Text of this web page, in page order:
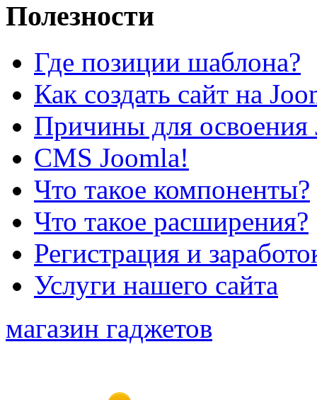
Полезности
Где позиции шаблона?
Как создать сайт на
Причины для освоения
CMS Joomla!
Что такое компоненты?
Что такое расширения?
Регистрация и
Услуги нашего сайта
магазин гаджетов